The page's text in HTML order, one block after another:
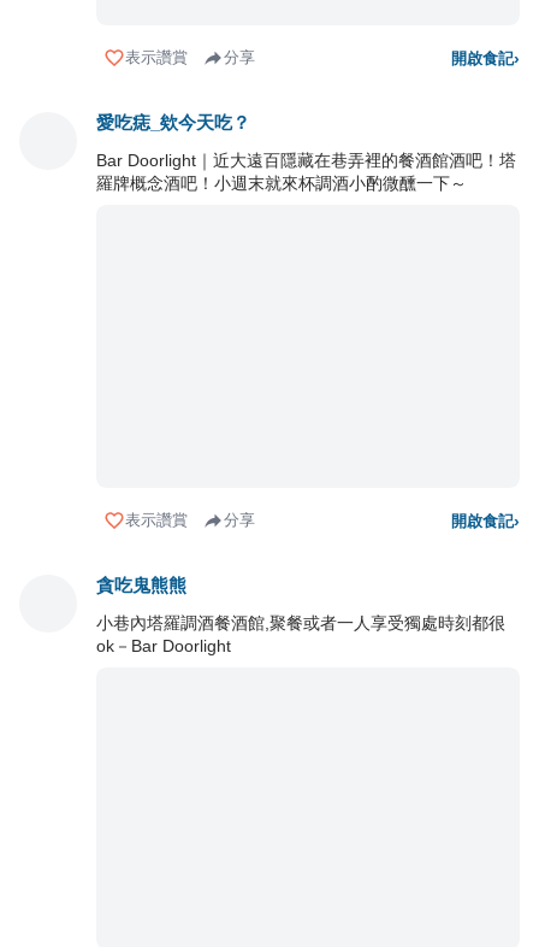
表示讚賞 分享 開啟食記›
愛吃痣_欸今天吃？
Bar Doorlight｜近大遠百隱藏在巷弄裡的餐酒館酒吧！塔
羅牌概念酒吧！小週末就來杯調酒小酌微醺一下～
表示讚賞 分享 開啟食記›
貪吃鬼熊熊
小巷內塔羅調酒餐酒館,聚餐或者一人享受獨處時刻都很
ok－Bar Doorlight